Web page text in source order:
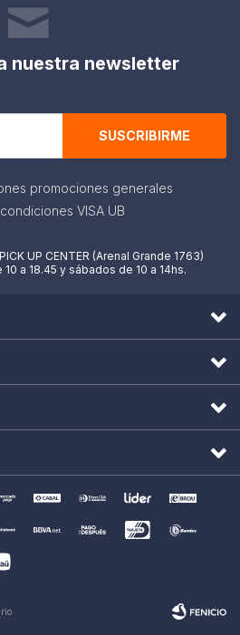
nuestra newsletter
SUSCRIBIRME
promociones generales
VISA UB
UP CENTER (Arenal Grande 1763)
a 18.45 y sábados de 10 a 14hs.